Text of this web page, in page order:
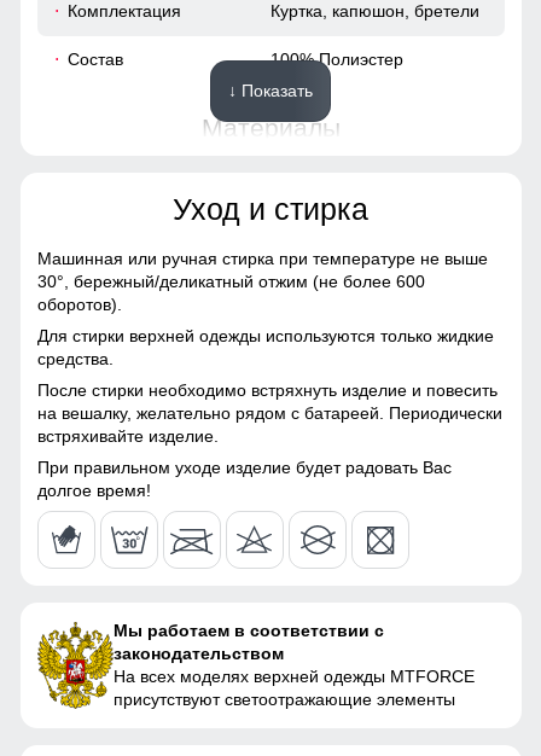
Комплектация Куртка, капюшон, бретели
Состав 100% Полиэстер
Материалы
Полиэстер, Плащевка,
Тефлон
Материал подкладки
куртки
Полиэстер/Флис/Omni-heat
Материал подкладки
капюшона
Omni-heat
Материал подкладки
воротника
Полиэстер/Флис
Материал наполнителя
Фактура материала плотная
Дышащая
Утеплитель, гр от 780 до 880 гр
↓ Показать
Уход и стирка
Машинная или ручная стирка при температуре не выше
30°, бережный/деликатный отжим (не более 600
оборотов).
Для стирки верхней одежды используются только жидкие
средства.
После стирки необходимо встряхнуть изделие и повесить
на вешалку, желательно рядом с батареей. Периодически
встряхивайте изделие.
При правильном уходе изделие будет радовать Вас
долгое время!
Мы работаем в соответствии с
законодательством
На всех моделях верхней одежды MTFORCE
присутствуют светоотражающие элементы